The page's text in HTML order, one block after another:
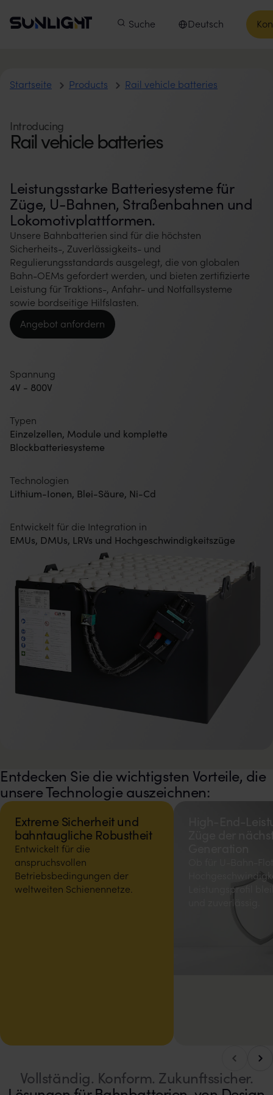
Sunlight Group
Hauptmenü
Produkte Unsere Unternehmen
Suche
Sprache auswählen
Deutsch
Startseite Products Rail vehicle batteries
Introducing
Rail vehicle batteries
Leistungsstarke Batteriesysteme für
Züge, U-Bahnen, Straßenbahnen und
Lokomotivplattformen.
Unsere Bahnbatterien sind für die höchsten
Sicherheits-, Zuverlässigkeits- und
Regulierungsstandards ausgelegt, die von globalen
Bahn-OEMs gefordert werden, und bieten zertifizierte
Leistung für Traktions-, Anfahr- und Notfallsysteme
sowie bordseitige Hilfslasten.
Angebot anfordern
Spannung
4V - 800V
Typen
Einzelzellen, Module und komplette
Blockbatteriesysteme
Technologien
Lithium-Ionen, Blei-Säure, Ni-Cd
Entwickelt für die Integration in
EMUs, DMUs, LRVs und Hochgeschwindigkeitszüge
Entdecken Sie die wichtigsten Vorteile, die
unsere Technologie auszeichnen:
Extreme Sicherheit und
bahntaugliche Robustheit
Entwickelt für die
anspruchsvollen
Betriebsbedingungen der
weltweiten Schienennetze.
Leistungsprofil
Nach links blättern
Vollständig. Konform. Zukunftssicher.